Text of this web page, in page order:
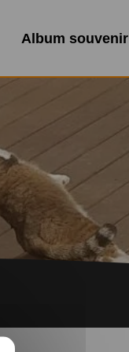
Album souvenir